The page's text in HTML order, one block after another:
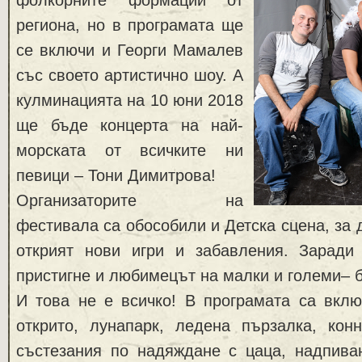
региона, но в програмата ще
се включи и Георги Мамалев
със своето артистично шоу. А
кулминацията на 10 юни 2018
ще бъде концерта на най-
морската от всичките ни
певици – Тони Димитрова!
Организаторите на
фестивала са обособили и Детска сцена, за
открият нови игри и забавления.
пристигне и любимецът на малки и големи–
И това не е всичко! В програмата са
открито, лунапарк, ледена пързалка,
състезания по надяждане с цаца,